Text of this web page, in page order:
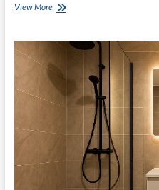
View MoreSå
AI
trafik